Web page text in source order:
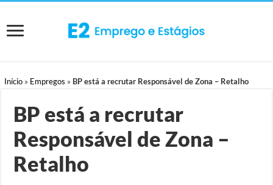
Início » Empregos » BP está a recrutar Responsável de Zona – Retalho
BP está a recrutar
Responsável de Zona –
Retalho